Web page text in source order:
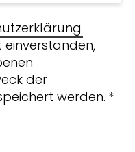
der
werden.